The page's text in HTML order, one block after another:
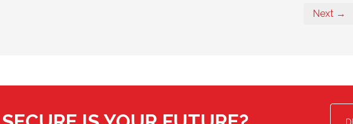
Next →